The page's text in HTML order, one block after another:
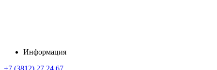
Информация
+7 (3812) 27 24 67